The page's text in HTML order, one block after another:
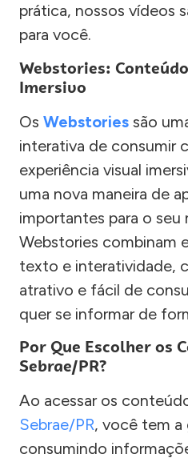
prática, nossos vídeos
para você.
Webstories:
Imersivo
Os Webstories são
interativa de consumir
experiência visual
uma nova maneira de
importantes para o seu
Webstories combinam
texto e interatividade,
atrativo e fácil de
quer se informar de
Por Que Escolher os
Sebrae/PR?
Ao acessar os
Sebrae/PR, você tem a
consumindo